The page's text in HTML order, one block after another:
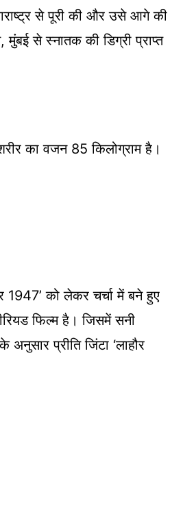
से पूरी की और उसे आगे की
से स्नातक की डिग्री प्राप्त
का वजन 85 किलोग्राम है।
1947’ को लेकर चर्चा में बने हुए
फिल्म है। जिसमें सनी
प्रीति जिंटा ‘लाहौर